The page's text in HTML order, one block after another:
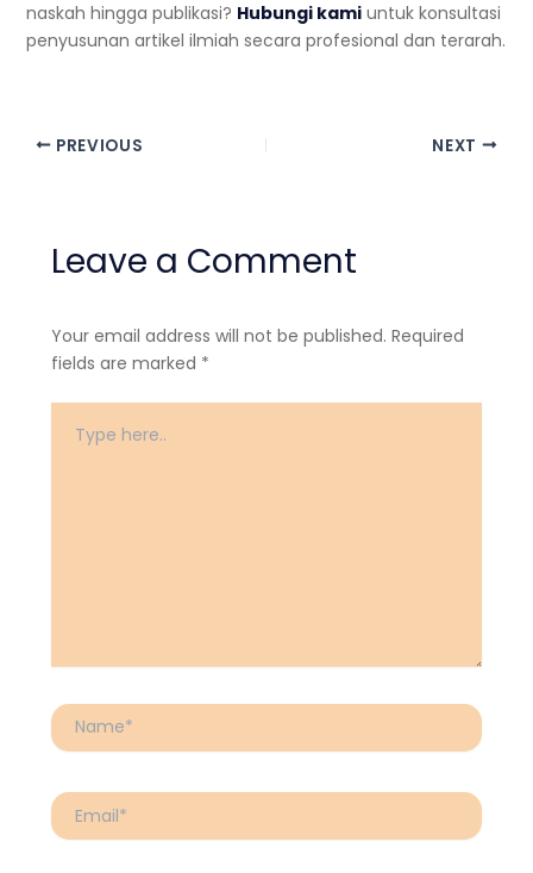
naskah hingga publikasi? Hubungi kamiuntuk konsultasi
penyusunan artikel ilmiah secara profesional dan terarah.
PREVIOUS NEXT
Leave a Comment
Your email address will not be published. Required
fields are marked *
Type
here..
Name*
Email*